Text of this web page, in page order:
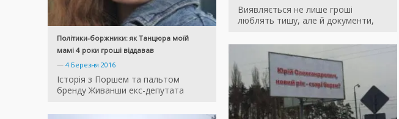
Виявляється не лише гроші
люблять тишу, але й документи,
Політики-боржники: як Танцюра моїй
мамі 4 роки гроші віддавав
— 4 Березня 2016
Історія з Поршем та пальтом
бренду Живанши екс-депутата